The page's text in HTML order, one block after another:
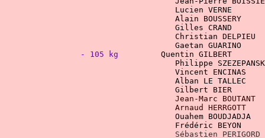
Gilles CRAND
Christian
- 105 kg
Quentin GILBERT
Sébastien PERIGORD